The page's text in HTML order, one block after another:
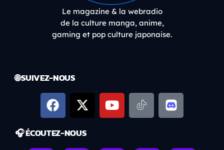
Le magazine & la webradio
de la culture manga, anime,
gaming et pop culture japonaise.
🌐 SUIVEZ-NOUS
🎧 ÉCOUTEZ-NOUS